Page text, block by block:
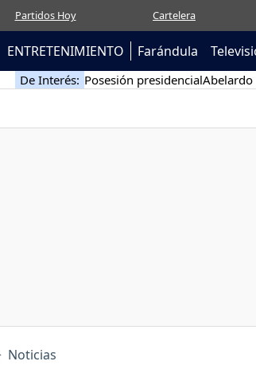
Partidos Hoy Cartelera
ENTRETENIMIENTO Farándula
De Interés: Posesión presidencialAbelardo
Noticias